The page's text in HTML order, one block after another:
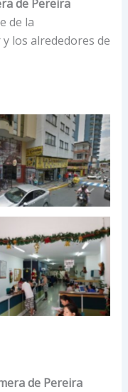
de Pereira
de la
los alrededores de
de Pereira